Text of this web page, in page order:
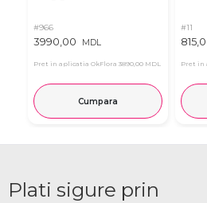
#966
3990,00 MDL
Pret in aplicatia OkFlora 3890,00 MDL
Cumpara
#11
Pret in
Plati sigure prin